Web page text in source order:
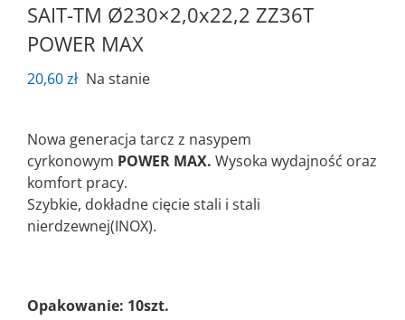
SAIT-TM Ø230×2,0x22,2 ZZ36T
POWER MAX
20,60zł Na stanie
Nowa generacja tarcz z nasypem
cyrkonowym POWER MAX. Wysoka wydajność oraz
komfort pracy.
Szybkie, dokładne cięcie stali i stali
nierdzewnej(INOX).
Opakowanie: 10szt.